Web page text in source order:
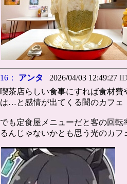
16： アンタ 2026/04/03 12:49:27
喫茶店らしい食事にすれば食材
は…と感情が出てくる闇のカフェ
でも定食屋メニューだと客の回
るんじゃないかとも思う光のカフ